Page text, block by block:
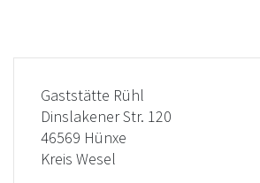
Gaststätte Rühl
Dinslakener Str. 120
46569 Hünxe
Kreis Wesel